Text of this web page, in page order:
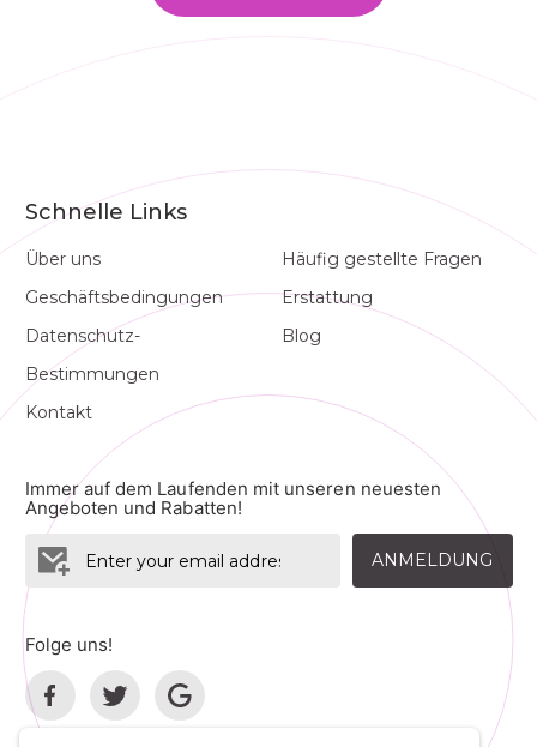
Schnelle Links
Über uns
Geschäftsbedingungen
Datenschutz-
Bestimmungen
Kontakt
Häufig gestellte Fragen
Erstattung
Blog
Immer auf dem Laufenden mit unseren neuesten
Angeboten und Rabatten!
ANMELDUNG
Folge uns!